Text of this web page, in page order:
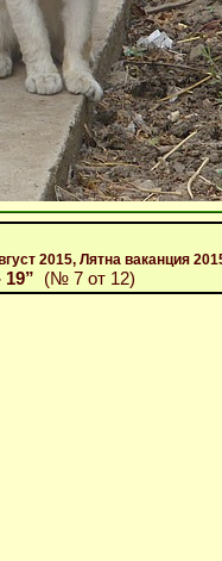
2015, Лятна ваканция
(№ 7 от 12)